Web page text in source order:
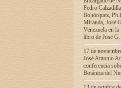
Pedro
Bohórquez,
Miranda, José
Venezuela en
libro de José
17 de
José Antonio
conferencia
Botánica del